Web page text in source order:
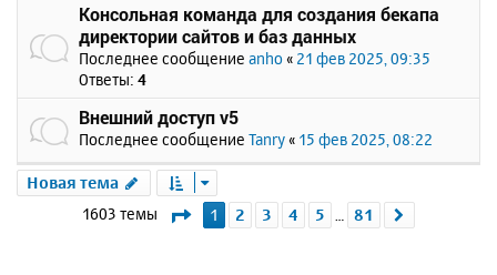
Консольная команда для создания бекапа
директории сайтов и баз данных
Последнее сообщение anho « 21 фев 2025, 09:35
Ответы: 4
Внешний доступ v5
Последнее сообщение Tanry « 15 фев 2025, 08:22
Новая тема
1603 темы Страница1 из 81
1 2 3 4 5 … 81